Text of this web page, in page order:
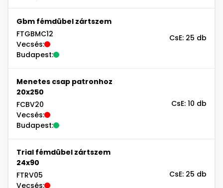
Gbm fémdübel zártszem
FTGBMC12
Vecsés:
Budapest:
CsE: 25 db
Menetes csap patronhoz
20x250
FCBV20
Vecsés:
Budapest:
CsE: 10 db
Trial fémdübel zártszem
24x90
FTRV05
Vecsés:
CsE: 25 db